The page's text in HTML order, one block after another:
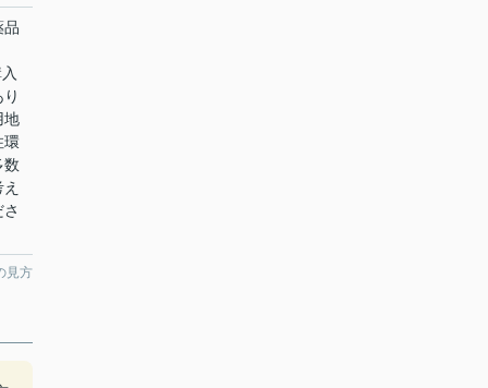
品
地
環
数
見方